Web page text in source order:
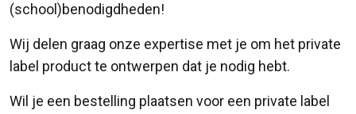
(school)benodigdheden!
Wij delen graag onze expertise met je om het private
label product te ontwerpen dat je nodig hebt.
Wil je een bestelling plaatsen voor een private label